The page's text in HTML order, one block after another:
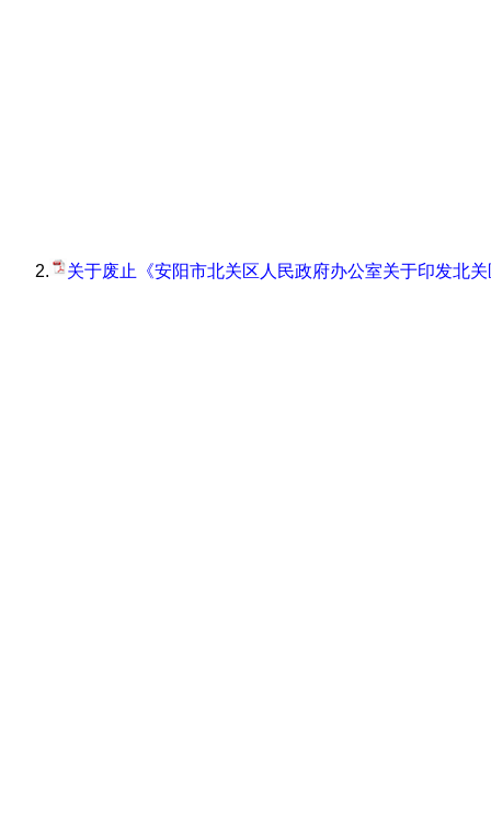
2. 关于废止《安阳市北关区人民政府办公室关于印发北